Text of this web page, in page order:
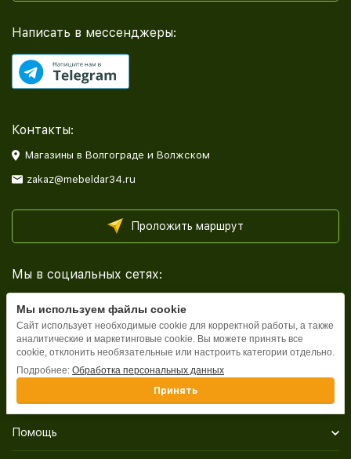
Написать в мессенджеры:
Контакты:
Магазины в Волгограде и Волжском
zakaz@mebeldar34.ru
Проложить маршрут
Мы в социальных сетях:
Каталог
Помощь
Мы используем файлы cookie
Сайт использует необходимые cookie для корректной работы, а также
аналитические и маркетинговые cookie. Вы можете принять все
cookie, отклонить необязательные или настроить категории отдельно.
Подробнее: Обработка персональных данных
Принять